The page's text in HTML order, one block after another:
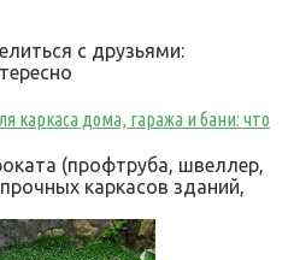
с друзьями:
каркаса дома, гаража и бани: что
(профтруба, швеллер,
каркасов зданий,